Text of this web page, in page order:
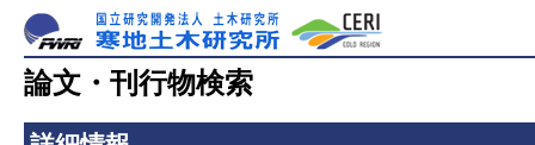
論文・刊行物検索